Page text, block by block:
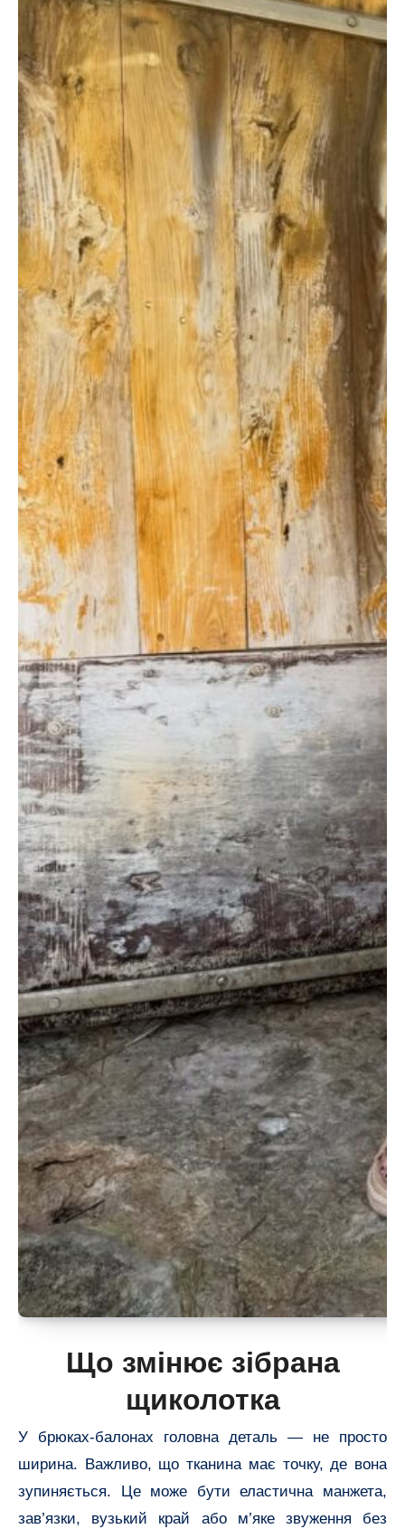
Що змінює зібрана
щиколотка
У брюках-балонах головна деталь — не просто
ширина. Важливо, що тканина має точку, де вона
зупиняється. Це може бути еластична манжета,
зав’язки, вузький край або м’яке звуження без